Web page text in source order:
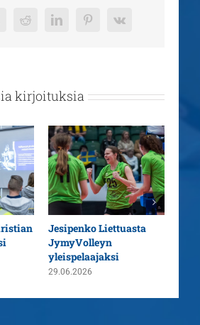
RedditLinkedInPinterest
Vk
kirjoituksia
Jesipenko Liettuasta
JymyVolleyn
yleispelaajaksi
29.06.2026